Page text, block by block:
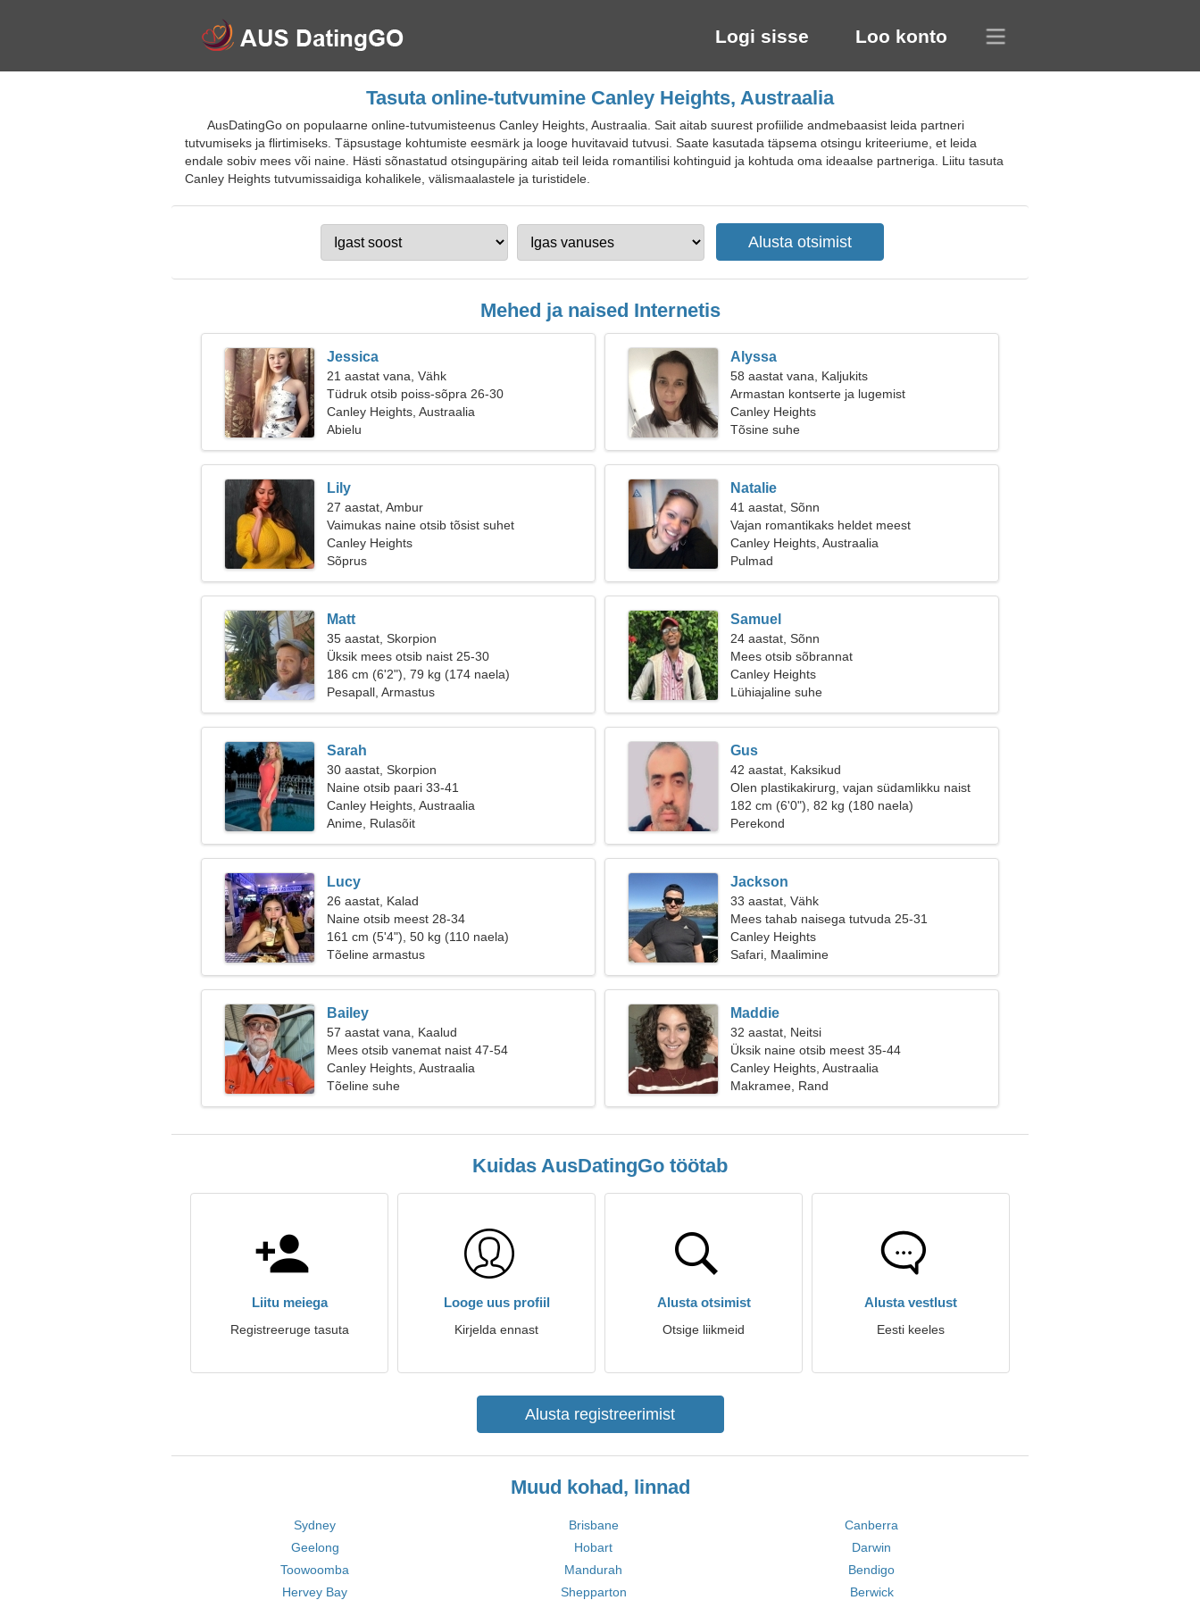
Logi sisse Loo konto
Tasuta online-tutvumine Canley Heights, Austraalia
AusDatingGo on populaarne online-tutvumisteenus Canley Heights, Austraalia. Sait aitab suurest profiilide andmebaasist leida partneri
tutvumiseks ja flirtimiseks. Täpsustage kohtumiste eesmärk ja looge huvitavaid tutvusi. Saate kasutada täpsema otsingu kriteeriume, et leida
endale sobiv mees või naine. Hästi sõnastatud otsingupäring aitab teil leida romantilisi kohtinguid ja kohtuda oma ideaalse partneriga. Liitu tasuta
Canley Heights tutvumissaidiga kohalikele, välismaalastele ja turistidele.
Mehed ja naised Internetis
Jessica
21 aastat vana, Vähk
Tüdruk otsib poiss-sõpra 26-30
Canley Heights, Austraalia
Abielu
Alyssa
58 aastat vana, Kaljukits
Armastan kontserte ja lugemist
Canley Heights
Tõsine suhe
Lily
27 aastat, Ambur
Vaimukas naine otsib tõsist suhet
Canley Heights
Sõprus
Natalie
41 aastat, Sõnn
Vajan romantikaks heldet meest
Canley Heights, Austraalia
Pulmad
Matt
35 aastat, Skorpion
Üksik mees otsib naist 25-30
186 cm (6'2"), 79 kg (174 naela)
Pesapall, Armastus
Samuel
24 aastat, Sõnn
Mees otsib sõbrannat
Canley Heights
Lühiajaline suhe
Sarah
30 aastat, Skorpion
Naine otsib paari 33-41
Canley Heights, Austraalia
Anime, Rulasõit
Gus
42 aastat, Kaksikud
Olen plastikakirurg, vajan südamlikku naist
182 cm (6'0"), 82 kg (180 naela)
Perekond
Lucy
26 aastat, Kalad
Naine otsib meest 28-34
161 cm (5'4"), 50 kg (110 naela)
Tõeline armastus
Jackson
33 aastat, Vähk
Mees tahab naisega tutvuda 25-31
Canley Heights
Safari, Maalimine
Bailey
57 aastat vana, Kaalud
Mees otsib vanemat naist 47-54
Canley Heights, Austraalia
Tõeline suhe
Maddie
32 aastat, Neitsi
Üksik naine otsib meest 35-44
Canley Heights, Austraalia
Makramee, Rand
Kuidas AusDatingGo töötab
Liitu meiega
Registreeruge tasuta
Looge uus profiil
Kirjelda ennast
Alusta otsimist
Otsige liikmeid
Alusta vestlust
Eesti keeles
Alusta registreerimist
Muud kohad, linnad
Sydney Brisbane
Canberra
Geelong
Hobart
Darwin
Toowoomba
Mandurah
Bendigo
Hervey Bay
Shepparton Berwick